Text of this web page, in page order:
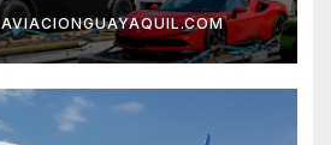
AVIACIONGUAYAQUIL.COM